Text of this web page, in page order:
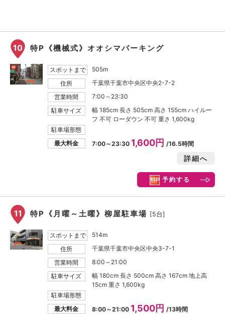
10 特P《機械式》オオシマパーキング
スポットまで
505m
住所
千葉県千葉市中央区中央2-7-2
営業時間
7:00～23:30
駐車サイズ
幅 185cm 長さ 505cm 高さ 155cm ハイルー
フ 不可 ローダウン 不可 重さ 1,600kg
駐車場形態
最大料金
7:00～23:30 1,600円/16.5時間
詳細へ
予約する
11 特P《月曜～土曜》柳屋駐車場 [5台]
スポットまで
514m
住所
千葉県千葉市中央区中央3-7-1
営業時間
8:00～21:00
駐車サイズ
幅 180cm 長さ 500cm 高さ 167cm 地上高
15cm 重さ 1,600kg
駐車場形態
最大料金
8:00～21:00 1,500円 /13時間